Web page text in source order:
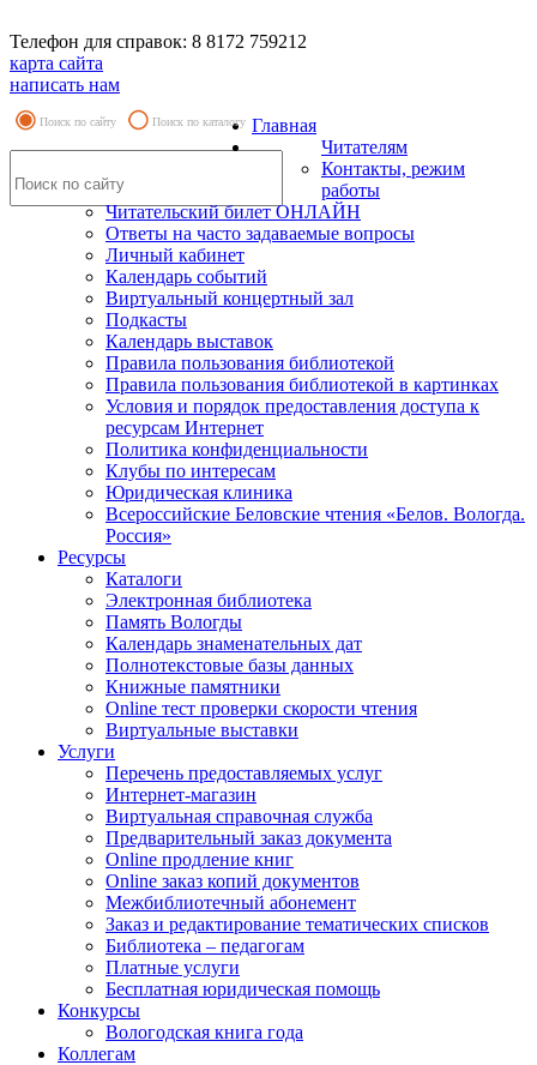
Телефон для справок: 8 8172 759212
карта сайта
написать нам
Поиск по сайту Поиск по каталогу Главная
Читателям
Контакты, режим
работы
Читательский билет ОНЛАЙН
Ответы на часто задаваемые вопросы
Личный кабинет
Календарь событий
Виртуальный концертный зал
Подкасты
Календарь выставок
Правила пользования библиотекой
Правила пользования библиотекой в картинках
Условия и порядок предоставления доступа к
ресурсам Интернет
Политика конфиденциальности
Клубы по интересам
Юридическая клиника
Всероссийские Беловские чтения «Белов. Вологда.
Россия»
Ресурсы
Каталоги
Электронная библиотека
Память Вологды
Календарь знаменательных дат
Полнотекстовые базы данных
Книжные памятники
Online тест проверки скорости чтения
Виртуальные выставки
Услуги
Перечень предоставляемых услуг
Интернет-магазин
Виртуальная справочная служба
Предварительный заказ документа
Online продление книг
Online заказ копий документов
Межбиблиотечный абонемент
Заказ и редактирование тематических списков
Библиотека – педагогам
Платные услуги
Бесплатная юридическая помощь
Конкурсы
Вологодская книга года
Коллегам